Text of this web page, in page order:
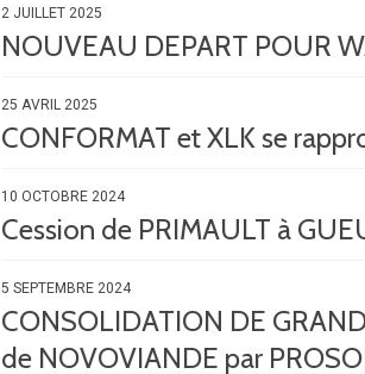
2 JUILLET 2025
NOUVEAU DEPART POUR
25 AVRIL 2025
CONFORMAT et XLK se
10 OCTOBRE 2024
Cession de PRIMAULT à
5 SEPTEMBRE 2024
CONSOLIDATION DE
de NOVOVIANDE par